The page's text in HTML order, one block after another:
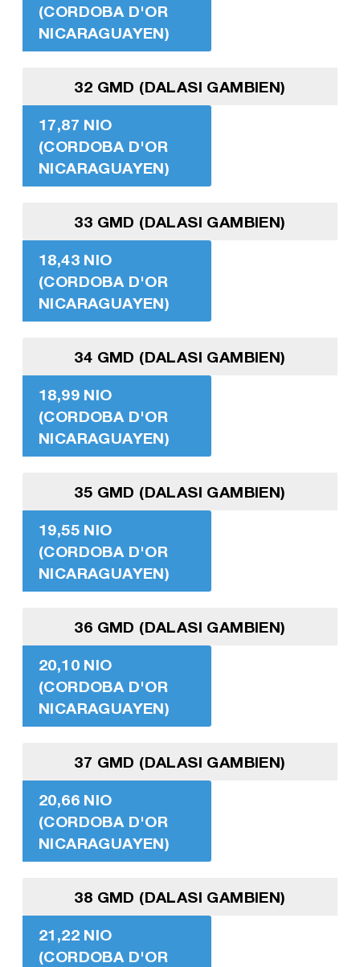
(CORDOBA D'OR
NICARAGUAYEN)
32 GMD (DALASI GAMBIEN)
17,87 NIO
(CORDOBA D'OR
NICARAGUAYEN)
33 GMD (DALASI GAMBIEN)
18,43 NIO
(CORDOBA D'OR
NICARAGUAYEN)
34 GMD (DALASI GAMBIEN)
18,99 NIO
(CORDOBA D'OR
NICARAGUAYEN)
35 GMD (DALASI GAMBIEN)
19,55 NIO
(CORDOBA D'OR
NICARAGUAYEN)
36 GMD (DALASI GAMBIEN)
20,10 NIO
(CORDOBA D'OR
NICARAGUAYEN)
37 GMD (DALASI GAMBIEN)
20,66 NIO
(CORDOBA D'OR
NICARAGUAYEN)
38 GMD (DALASI GAMBIEN)
21,22 NIO
(CORDOBA D'OR